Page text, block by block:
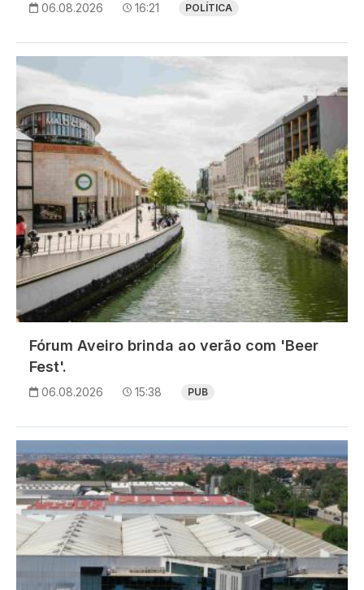
06.08.2026 16:21 POLÍTICA
Imagem
Fórum Aveiro brinda ao verão com 'Beer
Fest'.
06.08.2026 15:38 PUB
Imagem